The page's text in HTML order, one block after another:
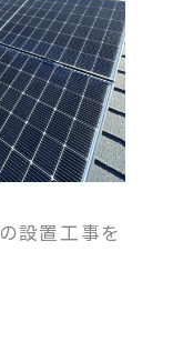
設置工事を